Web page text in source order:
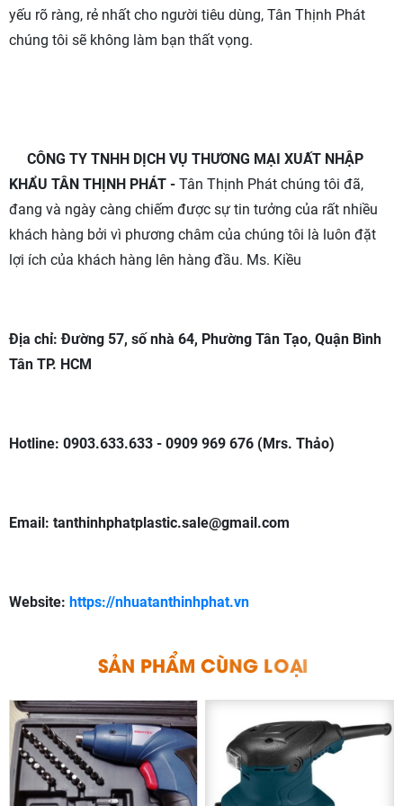
yếu rõ ràng, rẻ nhất cho người tiêu dùng, Tân Thịnh Phát
chúng tôi sẽ không làm bạn thất vọng.
CÔNG TY TNHH DỊCH VỤ THƯƠNG MẠI XUẤT NHẬP
KHẨU TÂN THỊNH PHÁT - Tân Thịnh Phát chúng tôi đã,
đang và ngày càng chiếm được sự tin tưởng của rất nhiều
khách hàng bởi vì phương châm của chúng tôi là luôn đặt
lợi ích của khách hàng lên hàng đầu. Ms. Kiều
Địa chỉ: Đường 57, số nhà 64, Phường Tân Tạo, Quận Bình
Tân TP. HCM
Hotline: 0903.633.633 - 0909 969 676 (Mrs. Thảo)
Email: tanthinhphatplastic.sale@gmail.com
Website: https://nhuatanthinhphat.vn
SẢN PHẨM CÙNG LOẠI